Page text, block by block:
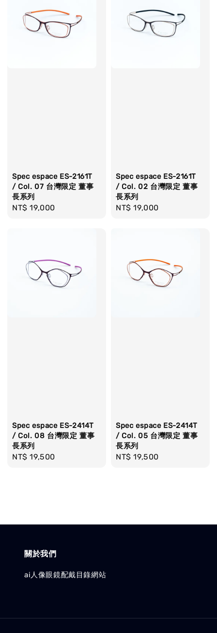
Spec espace ES-2161T
/ Col. 07 台灣限定 董事
長系列
Regular
NT$ 19,000
Spec espace ES-2161T
/ Col. 02 台灣限定 董事
長系列
Regular
NT$ 19,000
Spec espace ES-2414T
/ Col. 08 台灣限定 董事
長系列
Regular
NT$ 19,500
Spec espace ES-2414T
/ Col. 05 台灣限定 董事
長系列
Regular
NT$ 19,500
關於我們
ai人像眼鏡配戴目錄網站